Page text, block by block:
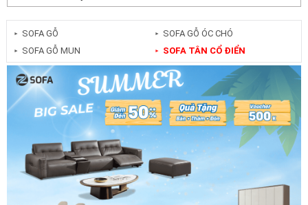
► SOFA GỖ
► SOFA GỖ MUN
► SOFA GỖ ÓC CHÓ
► SOFA TÂN CỔ ĐIỂN